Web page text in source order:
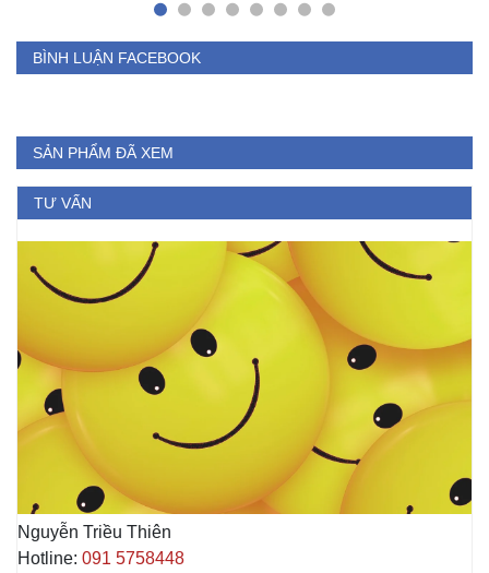
BÌNH LUẬN FACEBOOK
SẢN PHẨM ĐÃ XEM
TƯ VẤN
Nguyễn Triều Thiên
Hotline: 091 5758448